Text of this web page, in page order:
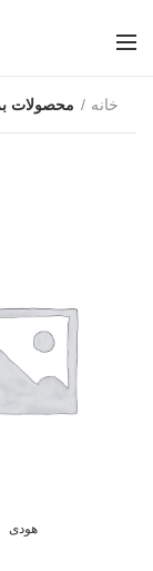
خانه محصولات
هودی